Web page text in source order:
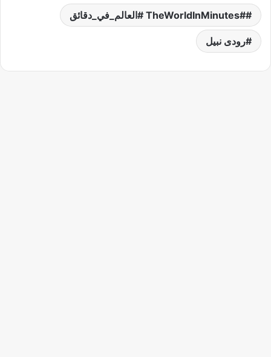
#TheWorldInMinutes #العالم_في_دقائق
رودى نبيل